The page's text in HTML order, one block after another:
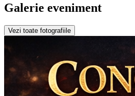
Galerie eveniment
Vezi toate fotografiile